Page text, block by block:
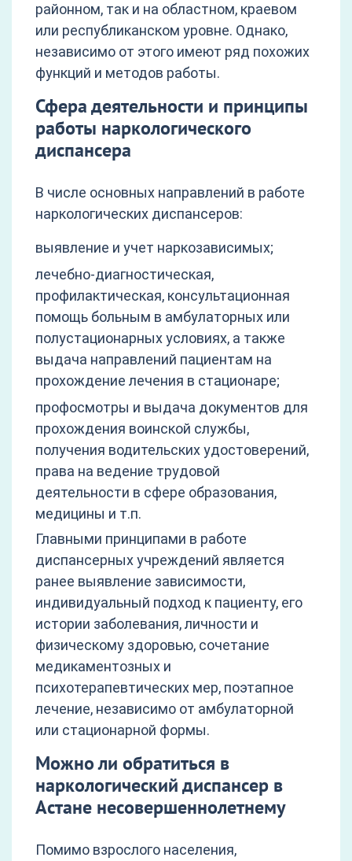
районном, так и на областном, краевом
или республиканском уровне. Однако,
независимо от этого имеют ряд похожих
функций и методов работы.
Сфера деятельности и принципы
работы наркологического
диспансера
В числе основных направлений в работе
наркологических диспансеров:
выявление и учет наркозависимых;
лечебно-диагностическая,
профилактическая, консультационная
помощь больным в амбулаторных или
полустационарных условиях, а также
выдача направлений пациентам на
прохождение лечения в стационаре;
профосмотры и выдача документов для
прохождения воинской службы,
получения водительских удостоверений,
права на ведение трудовой
деятельности в сфере образования,
медицины и т.п.
Главными принципами в работе
диспансерных учреждений является
ранее выявление зависимости,
индивидуальный подход к пациенту, его
истории заболевания, личности и
физическому здоровью, сочетание
медикаментозных и
психотерапевтических мер, поэтапное
лечение, независимо от амбулаторной
или стационарной формы.
Можно ли обратиться в
наркологический диспансер в
Астане несовершеннолетнему
Помимо взрослого населения,